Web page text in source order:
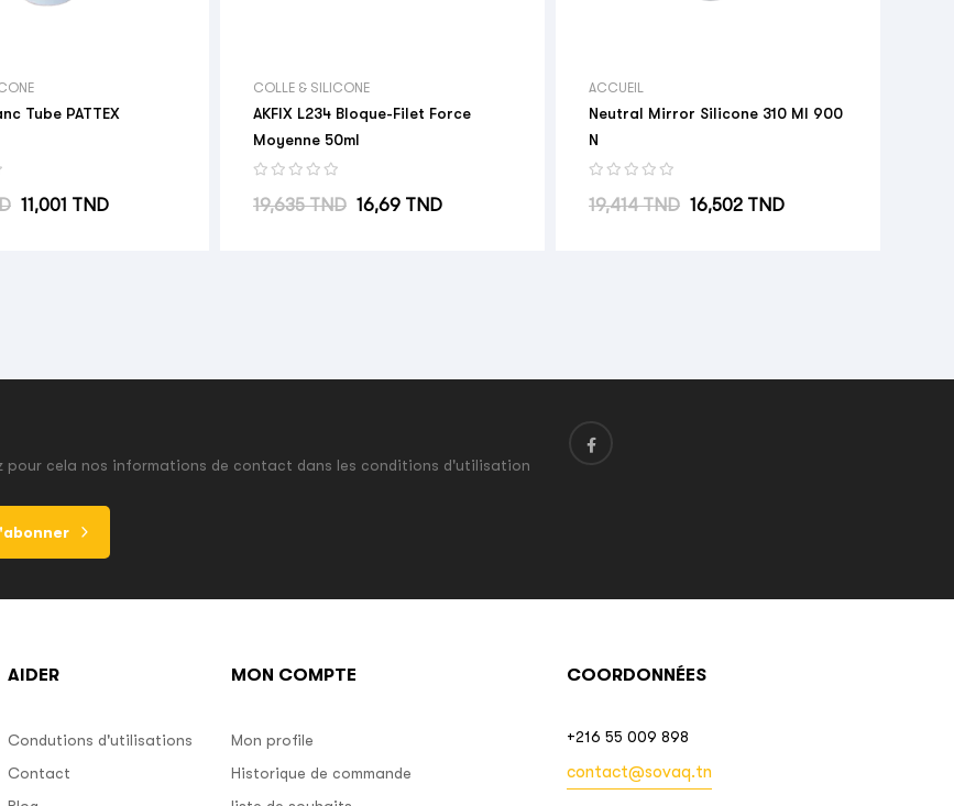
Tube PATTEX
Prix
11,001 TND
COLLE & SILICONE
AKFIX L234 Bloque-Filet Force
Moyenne 50ml
Prix habituel
19,635 TND Prix
16,69 TND
ACCUEIL
Neutral Mirror Silicone 310 Ml 900
N
Prix habituel
19,414 TND Prix
16,502 TND
pour cela nos informations de contact dans les conditions d'utilisation
AIDER
Condutions d'utilisations
Contact
MON COMPTE
Mon profile
Historique de commande
COORDONNÉES
+216 55 009 898
contact@sovaq.tn